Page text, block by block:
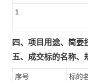
1
四、项目用途、简要
五、成交标的名称、
序号 标的